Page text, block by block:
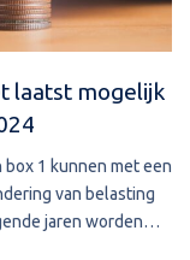
laatst mogelijk
1 kunnen met een
van belasting
jaren worden